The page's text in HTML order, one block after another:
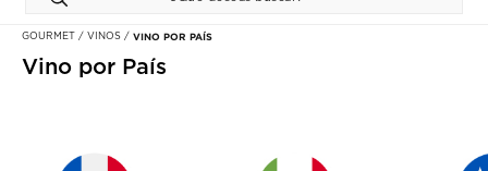
PERFIL
MÉTODOS
GOURMET VINOS VINO POR PAÍS
Vino por País